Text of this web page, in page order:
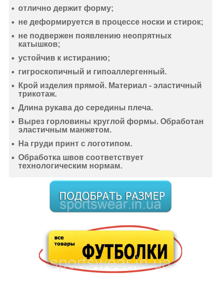
отлично держит форму;
не деформируется в процессе носки и стирок;
не подвержен появлению неопрятных
катышков;
устойчив к истиранию;
гигроскопичный и гипоаллергенный.
Крой изделия прямой. Материал - эластичный
трикотаж.
Длина рукава до середины плеча.
Вырез горловины круглой формы. Обработан
эластичным манжетом.
На груди принт с логотипом.
Обработка швов соответствует
технологическим нормам.